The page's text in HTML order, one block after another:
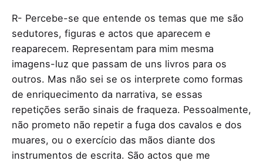
R- Percebe-se que entende os temas que me são
sedutores, figuras e actos que aparecem e
reaparecem. Representam para mim mesma
imagens-luz que passam de uns livros para os
outros. Mas não sei se os interprete como formas
de enriquecimento da narrativa, se essas
repetições serão sinais de fraqueza. Pessoalmente,
não prometo não repetir a fuga dos cavalos e dos
muares, ou o exercício das mãos diante dos
instrumentos de escrita. São actos que me